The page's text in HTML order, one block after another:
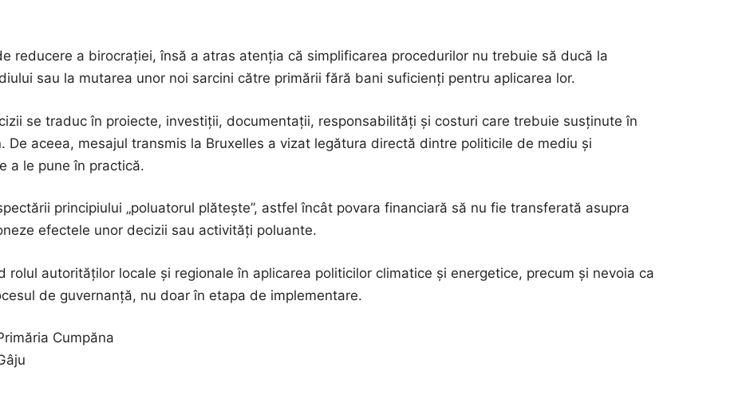
reducere a birocrației, însă a atras atenția că simplificarea procedurilor nu trebuie să ducă la
sau la mutarea unor noi sarcini către primării fără bani suficienți pentru aplicarea lor.
se traduc în proiecte, investiții, documentații, responsabilități și costuri care trebuie susținute în
aceea, mesajul transmis la Bruxelles a vizat legătura directă dintre politicile de mediu și
a le pune în practică.
principiului „poluatorul plătește”, astfel încât povara financiară să nu fie transferată asupra
efectele unor decizii sau activități poluante.
rolul autorităților locale și regionale în aplicarea politicilor climatice și energetice, precum și nevoia ca
de guvernanță, nu doar în etapa de implementare.
Cumpăna